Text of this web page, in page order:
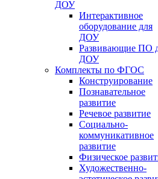
ДОУ
Интерактивное
оборудование для
ДОУ
Развивающие ПО
ДОУ
Комплекты по ФГОС
Конструирование
Познавательное
развитие
Речевое развитие
Социально-
коммуникативное
развитие
Физическое
Художественно-